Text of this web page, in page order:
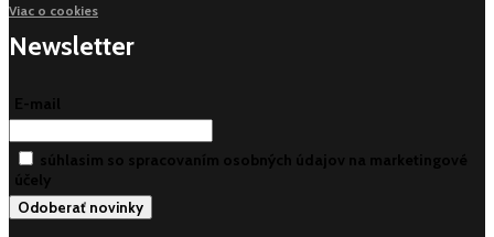
Viac o cookies
Newsletter
E-mail
súhlasim so spracovaním osobných údajov na marketingové
účely